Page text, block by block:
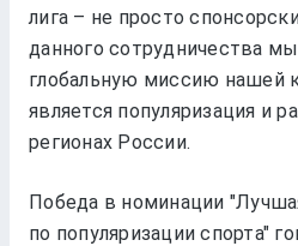
лига – не просто
данного сотрудничества
глобальную миссию нашей
является популяризация и
регионах России.
Победа в номинации
по популяризации спорта"